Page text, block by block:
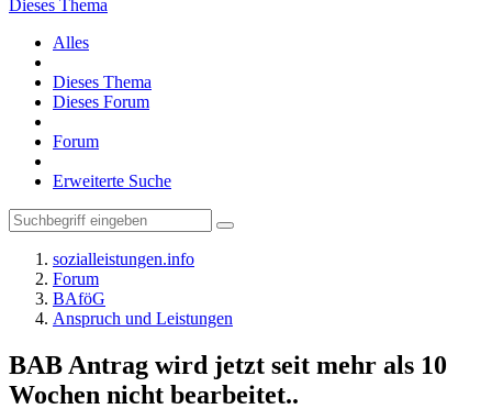
Dieses Thema
Alles
Dieses Thema
Dieses Forum
Forum
Erweiterte Suche
sozialleistungen.info
Forum
BAföG
Anspruch und Leistungen
BAB Antrag wird jetzt seit mehr als 10
Wochen nicht bearbeitet..